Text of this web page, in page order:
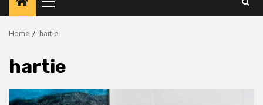
Primary
Menu
Home hartie
hartie